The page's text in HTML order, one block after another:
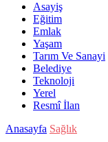
Asayiş
Eğitim
Emlak
Yaşam
Tarım Ve Sanayi
Belediye
Teknoloji
Yerel
Resmî İlan
Anasayfa Sağlık